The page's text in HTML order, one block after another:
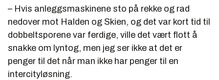
– Hvis anleggsmaskinene sto på rekke og rad
nedover mot Halden og Skien, og det var kort tid til
dobbeltsporene var ferdige, ville det vært flott å
snakke om lyntog, men jeg ser ikke at det er
penger til det når man ikke har penger til en
intercityløsning.